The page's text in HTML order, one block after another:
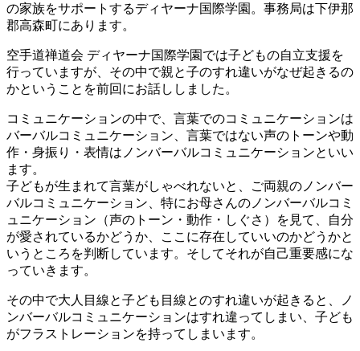
の家族をサポートするディヤーナ国際学園。事務局は下伊那
郡高森町にあります。
空手道禅道会 ディヤーナ国際学園では子どもの自立支援を
行っていますが、その中で親と子のすれ違いがなぜ起きるの
かということを前回にお話ししました。
コミュニケーションの中で、言葉でのコミュニケーションは
バーバルコミュニケーション、言葉ではない声のトーンや動
作・身振り・表情はノンバーバルコミュニケーションといい
ます。
子どもが生まれて言葉がしゃべれないと、ご両親のノンバー
バルコミュニケーション、特にお母さんのノンバーバルコミ
ュニケーション（声のトーン・動作・しぐさ）を見て、自分
が愛されているかどうか、ここに存在していいのかどうかと
いうところを判断しています。そしてそれが自己重要感にな
っていきます。
その中で大人目線と子ども目線とのすれ違いが起きると、ノ
ンバーバルコミュニケーションはすれ違ってしまい、子ども
がフラストレーションを持ってしまいます。